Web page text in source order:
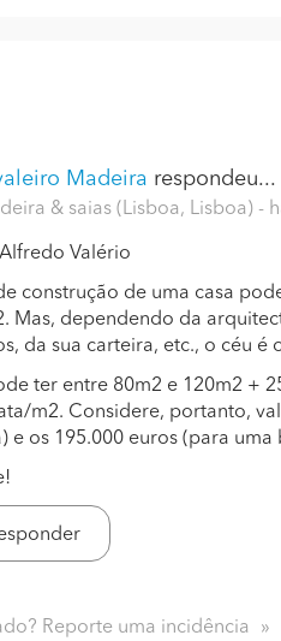
Madeira respondeu...
& saias (Lisboa, Lisboa) -
Valério
construção de uma casa
Mas, dependendo da
da sua carteira, etc., o céu é
ter entre 80m2 e 120m2 +
m2. Considere, portanto,
e os 195.000 euros (para uma
Reporte uma incidência